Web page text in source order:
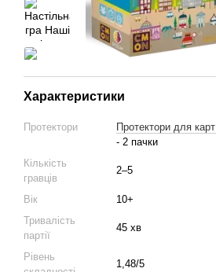
Характеристики
Протектори
Протектори для
- 2 пачки
Кількість
гравців
2–5
Вік
10+
Тривалість
партії
45 хв
Рівень
1,48/5